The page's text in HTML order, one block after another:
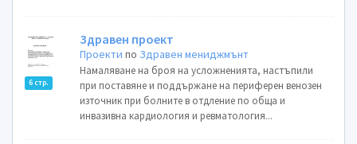
6 стр.
Здравен проект
Проекти по Здравен мениджмънт
Намаляване на броя на усложненията, настъпили
при поставяне и поддържане на периферен венозен
източник при болните в отдление по обща и
инвазивна кардиология и ревматология...